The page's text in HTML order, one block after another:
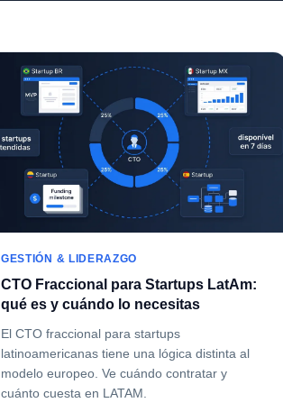
GESTIÓN & LIDERAZGO
CTO Fraccional para Startups LatAm:
qué es y cuándo lo necesitas
El CTO fraccional para startups
latinoamericanas tiene una lógica distinta al
modelo europeo. Ve cuándo contratar y
cuánto cuesta en LATAM.